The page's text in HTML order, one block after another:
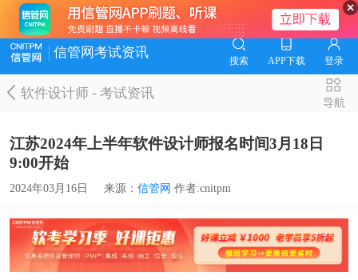
信管网考试资讯
搜索 APP下载 登录
软件设计师-考试资讯
导航
江苏2024年上半年软件设计师报名时间3月18日
9:00开始
2024年03月16日 来源： 信管网 作者:cnitpm